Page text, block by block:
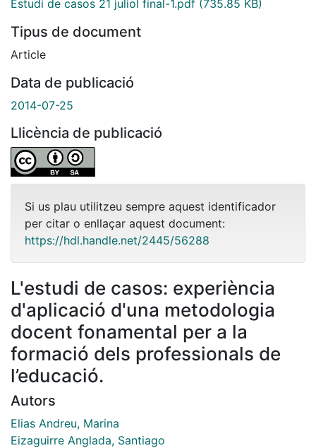
Estudi de casos 21 juliol final-1.pdf (735.85 KB)
Tipus de document
Article
Data de publicació
2014-07-25
Llicència de publicació
Si us plau utilitzeu sempre aquest identificador
per citar o enllaçar aquest document:
https://hdl.handle.net/2445/56288
L'estudi de casos: experiència
d'aplicació d'una metodologia
docent fonamental per a la
formació dels professionals de
l’educació.
Autors
Elias Andreu, Marina
Eizaguirre Anglada, Santiago